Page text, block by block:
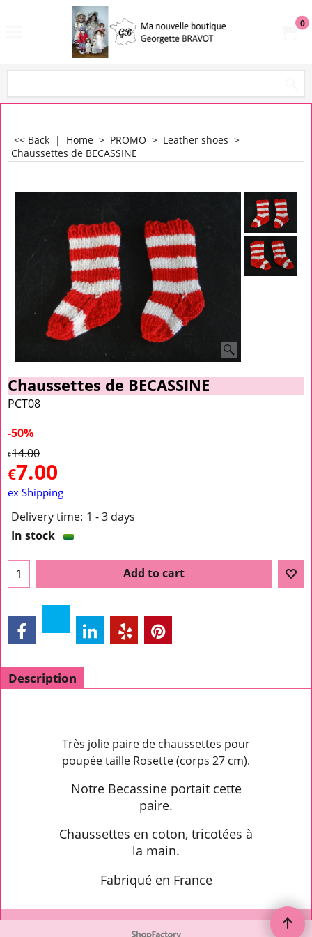
0
<< Back | Home > PROMO > Leather shoes >
Chaussettes de BECASSINE
Chaussettes de BECASSINE
PCT08
-50%
€14.00
€7.00
ex Shipping
Delivery time: 1 - 3 days
In stock
Add to cart
Description
Très jolie paire de chaussettes pour
poupée taille Rosette (corps 27 cm).
Notre Becassine portait cette
paire.
Chaussettes en coton, tricotées à
la main.
Fabriqué en France
To create online store ShopFactory eCommerce software was used.